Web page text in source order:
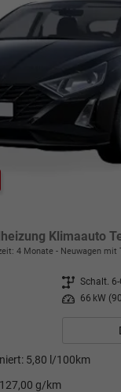
4 Monate Neuwagen mit
Getriebe Schalt. 6-
Leistung 66 kW
5,80 l/100km
127,00 g/km